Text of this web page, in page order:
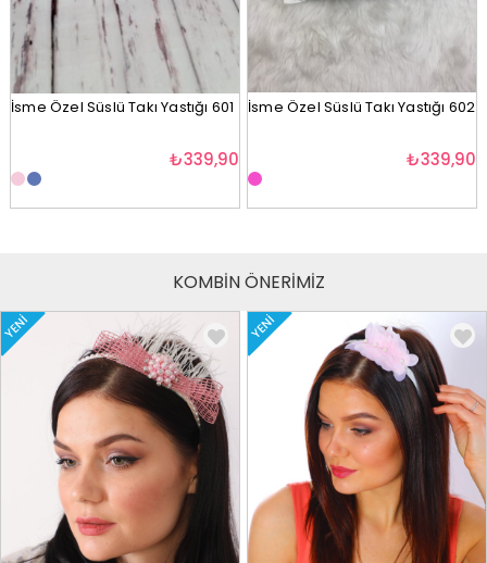
İsme Özel Süslü Takı Yastığı 601
₺339,90
İsme Özel Süslü Takı Yastığı 602
₺339,90
KOMBİN ÖNERİMİZ
YENI YENI